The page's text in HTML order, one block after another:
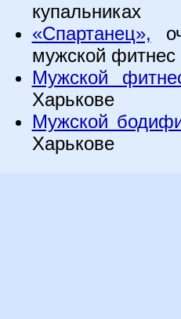
купальниках
«Спартанец»,
мужской фитнес
Мужской
Харькове
Мужской
Харькове